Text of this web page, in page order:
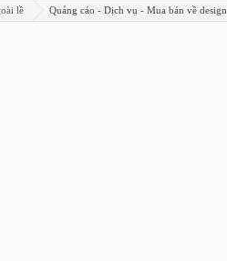
lề Quảng cáo - Dịch vụ - Mua bán về design